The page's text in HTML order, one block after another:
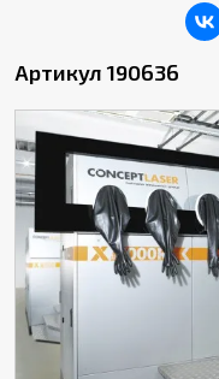
Артикул 190636